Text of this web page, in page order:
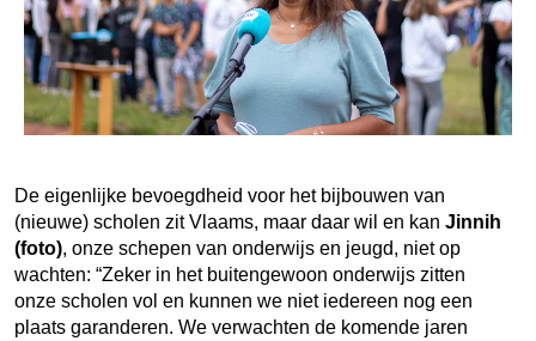
De eigenlijke bevoegdheid voor het bijbouwen van
(nieuwe) scholen zit Vlaams, maar daar wil en kan Jinnih
(foto), onze schepen van onderwijs en jeugd, niet op
wachten: “Zeker in het buitengewoon onderwijs zitten
onze scholen vol en kunnen we niet iedereen nog een
plaats garanderen. We verwachten de komende jaren